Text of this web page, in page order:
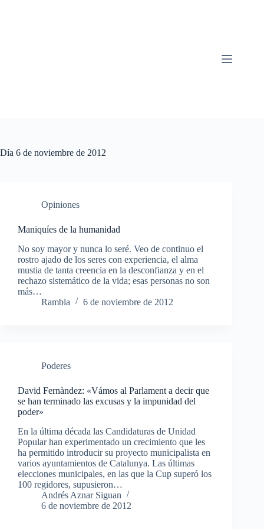
Día 6 de noviembre de 2012
Opiniones
Maniquíes de la humanidad
No soy mayor y nunca lo seré. Veo de continuo el
rostro ajado de los seres con experiencia, el alma
mustia de tanta creencia en la desconfianza y en el
rechazo sistemático de la vida; esas personas no son
más…
Rambla
6 de noviembre de 2012
Poderes
David Fernàndez: «Vámos al Parlament a decir que
se han terminado las excusas y la impunidad del
poder»
En la última década las Candidaturas de Unidad
Popular han experimentado un crecimiento que les
ha permitido introducir su proyecto municipalista en
varios ayuntamientos de Catalunya. Las últimas
elecciones municipales, en las que la Cup superó los
100 regidores, supusieron…
Andrés Aznar Siguan
6 de noviembre de 2012